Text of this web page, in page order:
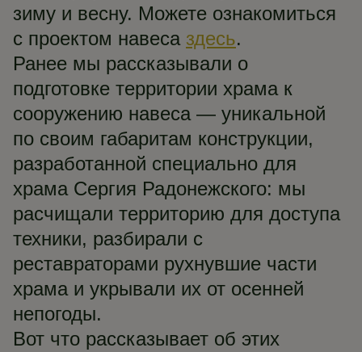
зиму и весну. Можете ознакомиться
с проектом навеса здесь.
Ранее мы рассказывали о
подготовке территории храма к
сооружению навеса — уникальной
по своим габаритам конструкции,
разработанной специально для
храма Сергия Радонежского: мы
расчищали территорию для доступа
техники, разбирали с
реставраторами рухнувшие части
храма и укрывали их от осенней
непогоды.
Вот что рассказывает об этих